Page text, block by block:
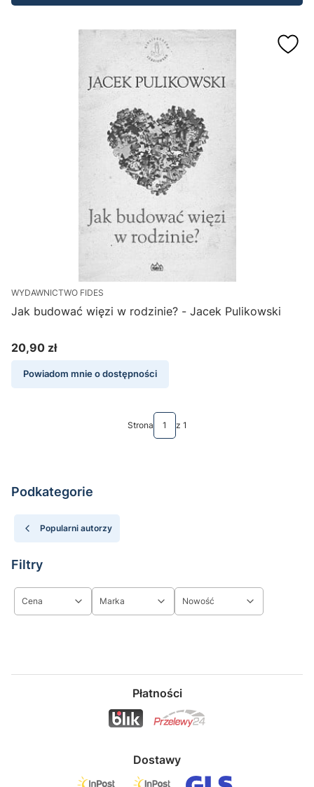
WYDAWNICTWO FIDES
Jak budować więzi w rodzinie? - Jacek Pulikowski
Cena
20,90 zł
Powiadom mnie o dostępności
Strona z 1
Podkategorie
Popularni autorzy
Filtry
Cena Marka Nowość
Płatności
Dostawy